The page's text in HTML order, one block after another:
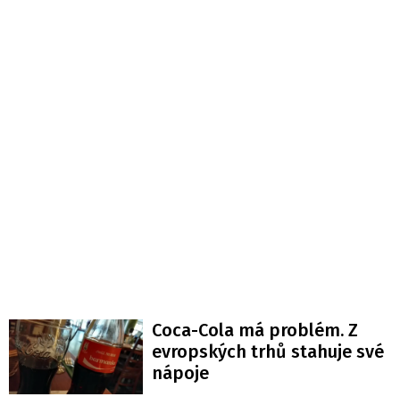
Coca-Cola má problém. Z
evropských trhů stahuje své
nápoje